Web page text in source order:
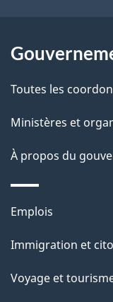
Toutes les
Ministères et
À propos du
Thèmes
sujets
Emplois
Immigration et
Voyage et